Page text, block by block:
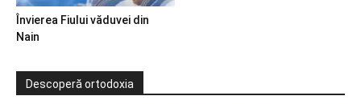
Învierea Fiului văduvei din
Nain
Descoperă ortodoxia